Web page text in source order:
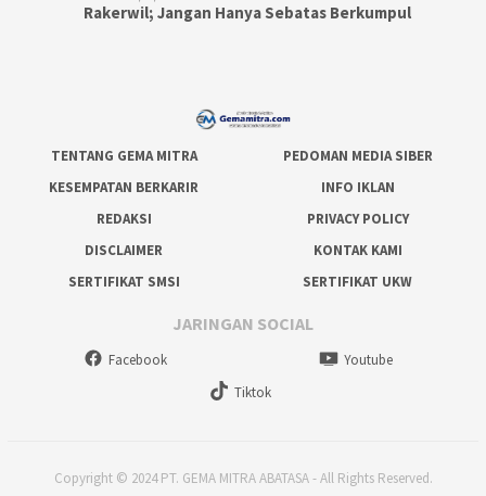
Rakerwil; Jangan Hanya Sebatas Berkumpul
TENTANG GEMA MITRA
PEDOMAN MEDIA SIBER
KESEMPATAN BERKARIR
INFO IKLAN
REDAKSI
PRIVACY POLICY
DISCLAIMER
KONTAK KAMI
SERTIFIKAT SMSI
SERTIFIKAT UKW
JARINGAN SOCIAL
Facebook
Youtube
Tiktok
Copyright © 2024 PT. GEMA MITRA ABATASA - All Rights Reserved.